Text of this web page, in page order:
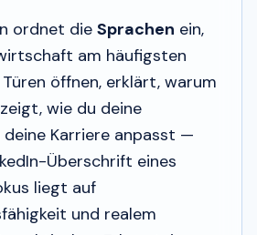
ordnet die Sprachen ein,
am häufigsten
öffnen, erklärt, warum
wie du deine
deine Karriere anpasst —
Überschrift eines
liegt auf
und realem